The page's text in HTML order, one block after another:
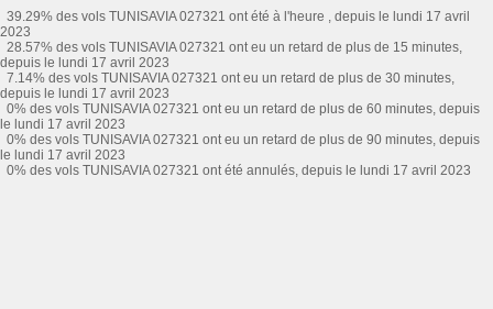
39.29% des vols TUNISAVIA 027321 ont été à l'heure , depuis le lundi 17 avril
2023
28.57% des vols TUNISAVIA 027321 ont eu un retard de plus de 15 minutes,
depuis le lundi 17 avril 2023
7.14% des vols TUNISAVIA 027321 ont eu un retard de plus de 30 minutes,
depuis le lundi 17 avril 2023
0% des vols TUNISAVIA 027321 ont eu un retard de plus de 60 minutes, depuis
le lundi 17 avril 2023
0% des vols TUNISAVIA 027321 ont eu un retard de plus de 90 minutes, depuis
le lundi 17 avril 2023
0% des vols TUNISAVIA 027321 ont été annulés, depuis le lundi 17 avril 2023